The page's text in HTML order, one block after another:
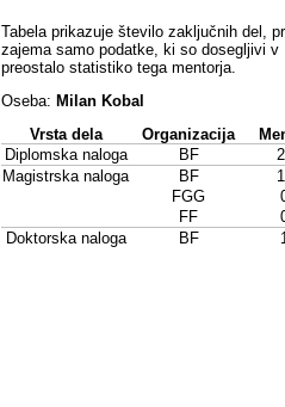
Tabela prikazuje število zaključnih del,
zajema samo podatke, ki so dosegljivi
preostalo statistiko tega mentorja.
Oseba: Milan Kobal
Vrsta dela
Organizacija
Diplomska naloga
BF
Magistrska naloga
BF
FGG
FF
Doktorska naloga
BF